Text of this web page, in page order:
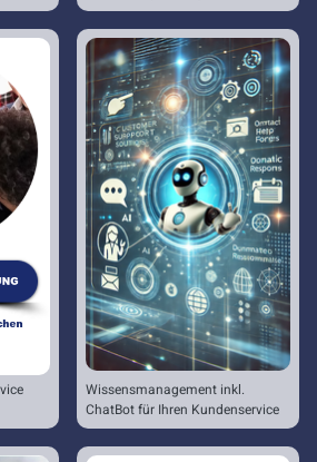
Wissensmanagement inkl.
ChatBot für Ihren Kundenservice